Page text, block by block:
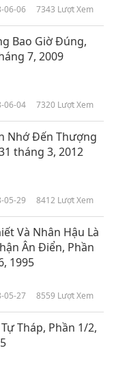
06-06 7343 Lượt Xem
Bao Giờ Đúng,
7, 2009
06-04 7320 Lượt Xem
Nhớ Đến Thượng
tháng 3, 2012
05-29 8412 Lượt Xem
Và Nhân Hậu Là
Ân Điển, Phần
1995
05-27 8559 Lượt Xem
Tháp, Phần 1/2,